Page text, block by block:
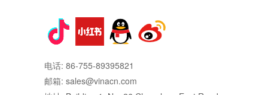
KIKI
电话: 86-755-89395821
邮箱: sales@vinacn.com